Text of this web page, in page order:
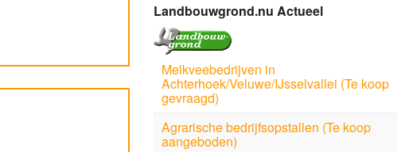
Landbouwgrond.nu Actueel
Melkveebedrijven in
Achterhoek/Veluwe/IJsselvallei (Te koop
gevraagd)
Agrarische bedrijfsopstallen (Te koop
aangeboden)